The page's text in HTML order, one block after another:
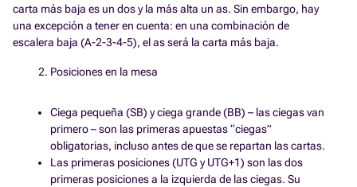
carta más baja es un dos y la más alta un as. Sin embargo, hay
una excepción a tener en cuenta: en una combinación de
escalera baja (A-2-3-4-5), el as será la carta más baja.
Posiciones en la mesa
Ciega pequeña (SB) y ciega grande (BB) – las ciegas van
primero – son las primeras apuestas “ciegas”
obligatorias, incluso antes de que se repartan las cartas.
Las primeras posiciones (UTG y UTG+1) son las dos
primeras posiciones a la izquierda de las ciegas. Su